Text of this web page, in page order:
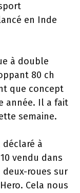
en Inde
à double
80 ch
que concept
année. Il a fait
semaine.
déclaré à
vendu dans
roues sur
Cela nous